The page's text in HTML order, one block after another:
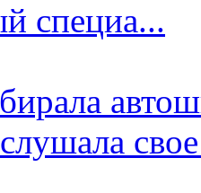
специа...